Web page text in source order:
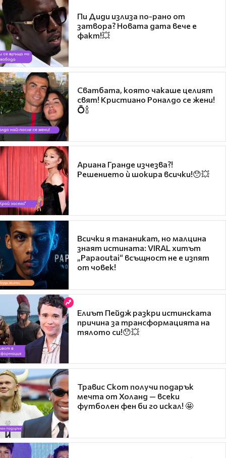
Пи Диди излиза по-рано от
затвора? Новата дата вече е
факт!💥
Сватбата, която чакаше целият
свят! Кристиано Роналдо се жени!
💍🍾
Ариана Гранде изчезва?!
Решението ѝ шокира всички!😯💥
Всички я тананикат, но малцина
знаят истината: VIRAL хитът
„Papaoutai“ всъщност не е изпят
от човек!
Елиът Пейдж разкри истинската
причина за трансформацията на
тялото си!😯💥
Травис Скот получи подарък
мечта от Холанд — всеки
футболен фен би го искал! 🤩